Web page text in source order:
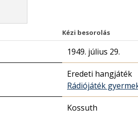
Kézi besorolás
1949. július 29.
Eredeti hangjáték
Rádiójáték
Kossuth